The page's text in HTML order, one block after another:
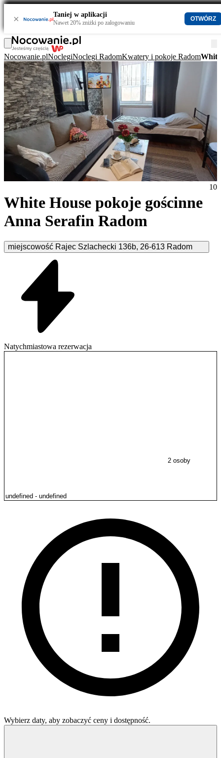
× Taniej w aplikacji
Nawet 20% zniżki po zalogowaniu
OTWÓRZ
Nocowanie.plNoclegiNoclegi RadomKwatery i pokoje Radom
White House pokoje gościnne
Anna Serafin Radom
miejscowość Rajec Szlachecki 136b, 26-613 Radom
10
Natychmiastowa rezerwacja
2 osoby
Wybierz daty, aby zobaczyć ceny i dostępność.